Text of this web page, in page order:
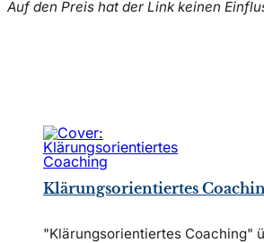
Auf den Preis hat der Link keinen
Klärungsorientiertes
"Klärungsorientiertes Coaching"